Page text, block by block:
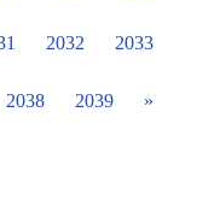
2032 2033
2038 2039 »